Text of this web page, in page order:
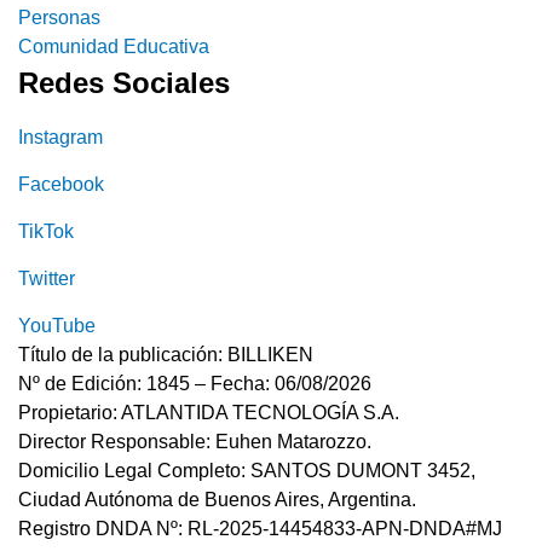
Personas
Comunidad Educativa
Redes Sociales
Instagram
Facebook
TikTok
Twitter
YouTube
Título de la publicación: BILLIKEN
Nº de Edición: 1845 – Fecha: 06/08/2026
Propietario: ATLANTIDA TECNOLOGÍA S.A.
Director Responsable: Euhen Matarozzo.
Domicilio Legal Completo: SANTOS DUMONT 3452,
Ciudad Autónoma de Buenos Aires, Argentina.
Registro DNDA Nº: RL-2025-14454833-APN-DNDA#MJ